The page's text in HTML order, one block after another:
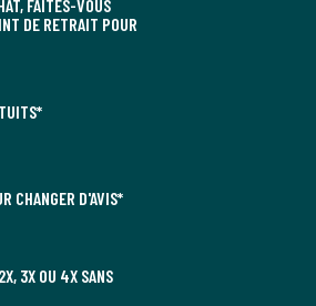
FAITES-VOUS
DE RETRAIT POUR
CHANGER D'AVIS*
3X OU 4X SANS